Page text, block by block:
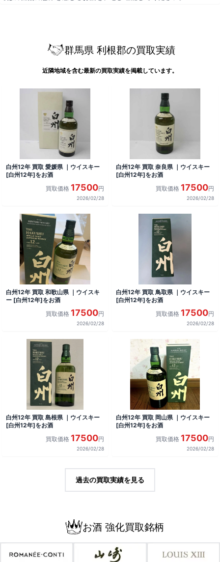
群馬県 利根郡の買取実績
近隣地域を含む最新の買取実績を掲載しています。
白州12年 買取 愛媛県 ｜ウイスキー
[白州12年]をお酒
買取価格 17500円
2026/02/28
白州12年 買取 奈良県 ｜ウイスキー
[白州12年]をお酒
買取価格 17500円
2026/02/28
白州12年 買取 和歌山県 ｜ウイスキ
ー [白州12年]をお酒
買取価格 17500円
2026/02/28
白州12年 買取 鳥取県 ｜ウイスキー
[白州12年]をお酒
買取価格 17500円
2026/02/28
白州12年 買取 島根県 ｜ウイスキー
[白州12年]をお酒
買取価格 17500円
2026/02/28
白州12年 買取 岡山県 ｜ウイスキー
[白州12年]をお酒
買取価格 17500円
2026/02/28
過去の買取実績を見る
お酒 強化買取銘柄